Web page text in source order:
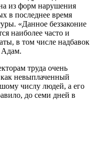
из форм нарушения
в последнее вре­мя
«Данное беззаконие
наиболее часто и
в том числе надбавок
труда очень
невыплачен­ный
числу людей, а его
до семи дней в